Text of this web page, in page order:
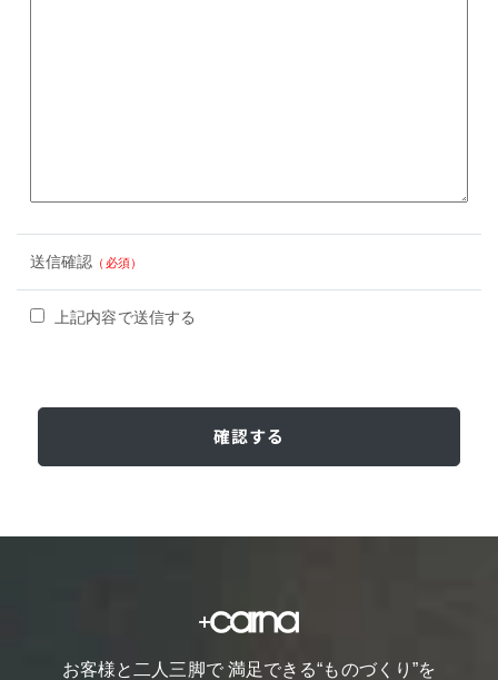
送信確認 （必須）
上記内容で送信する
お客様と二人三脚で 満足できる“ものづくり”を